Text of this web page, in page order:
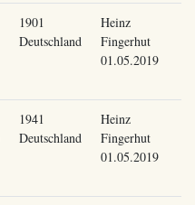
1901
Deutschland
Heinz
Fingerhut
01.05.2019
1941
Deutschland
Heinz
Fingerhut
01.05.2019